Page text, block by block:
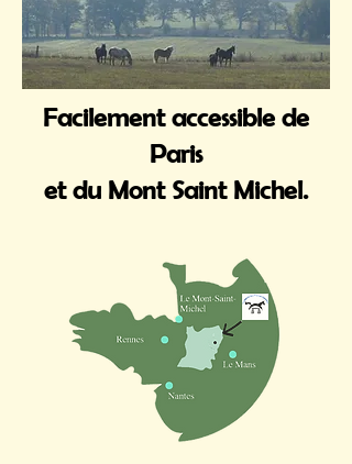
Facilement accessible de
Paris
et du Mont Saint Michel.